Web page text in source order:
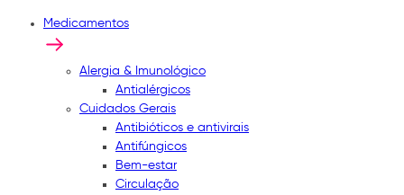
Medicamentos
Alergia & Imunológico
Antialérgicos
Cuidados Gerais
Antibióticos e antivirais
Antifúngicos
Bem-estar
Circulação